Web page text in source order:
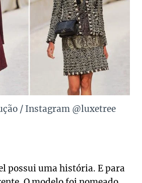
/ Instagram @luxetree
possui uma história. E para